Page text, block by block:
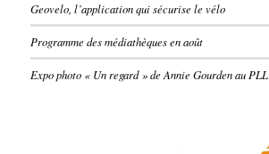
Geovelo, l’application qui sécurise le vélo
Programme des médiathèques en août
Expo photo « Un regard » de Annie Gourden au PLL